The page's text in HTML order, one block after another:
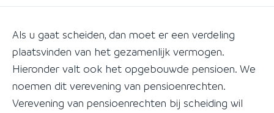
Als u gaat scheiden, dan moet er een verdeling
plaatsvinden van het gezamenlijk vermogen.
Hieronder valt ook het opgebouwde pensioen. We
noemen dit verevening van pensioenrechten.
Verevening van pensioenrechten bij scheiding wil